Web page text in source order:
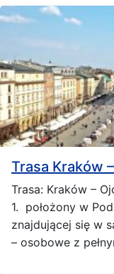
Trasa Kraków
Trasa: Kraków –
1. położony w
znajdującej się w
– osobowe z